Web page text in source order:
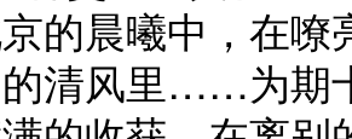
晨曦中，在嘹
清风里……为期